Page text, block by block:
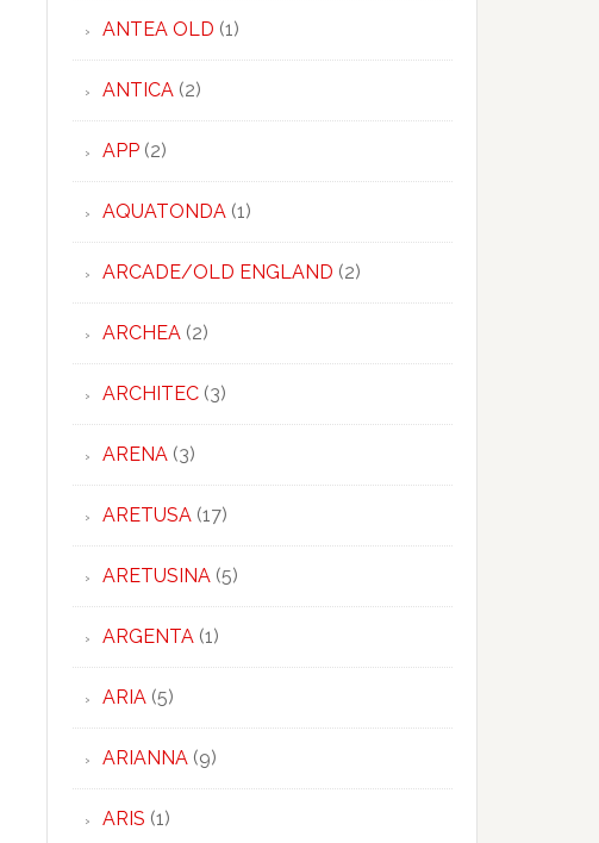
ANTEA OLD(1)
ANTICA(2)
APP(2)
AQUATONDA(1)
ARCADE/OLD ENGLAND(2)
ARCHEA(2)
ARCHITEC(3)
ARENA(3)
ARETUSA(17)
ARETUSINA(5)
ARGENTA(1)
ARIA(5)
ARIANNA(9)
ARIS(1)